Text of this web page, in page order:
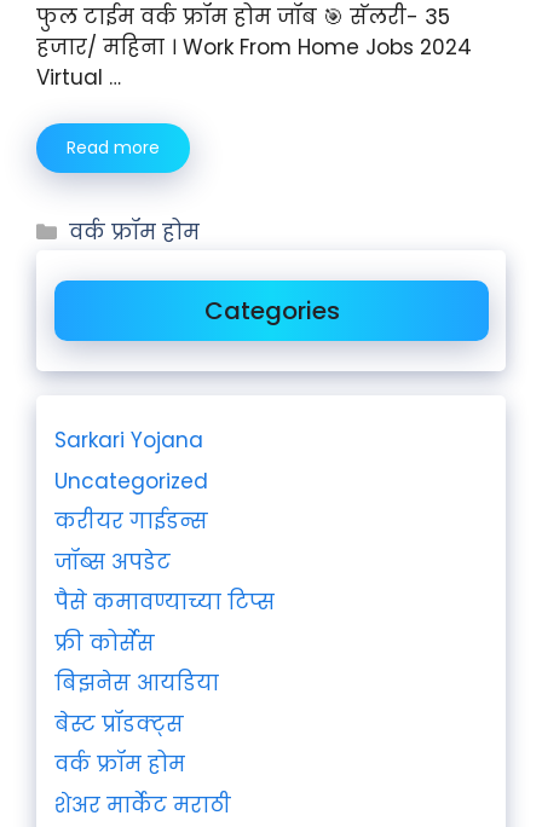
फुल टाईम वर्क फ्रॉम होम जॉब 🎯 सॅलरी- 35
हजार/ महिना । Work From Home Jobs 2024
Virtual …
Read more
वर्क फ्रॉम होम
Categories
Sarkari Yojana
Uncategorized
करीयर गाईडन्स
जॉब्स अपडेट
पैसे कमावण्याच्या टिप्स
फ्री कोर्सेस
बिझनेस आयडिया
बेस्ट प्रॉडक्ट्स
वर्क फ्रॉम होम
शेअर मार्केट मराठी